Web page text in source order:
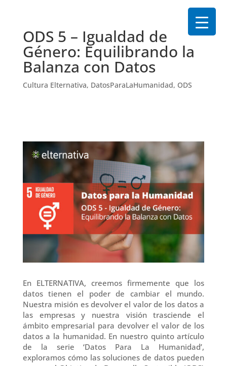
ODS 5 – Igualdad de
Género: Equilibrando la
Balanza con Datos
Cultura Elternativa, DatosParaLaHumanidad, ODS
En ELTERNATIVA, creemos firmemente que los
datos tienen el poder de cambiar el mundo.
Nuestra misión es devolver el valor de los datos a
las empresas y nuestra visión trasciende el
ámbito empresarial para devolver el valor de los
datos a la humanidad. En nuestro quinto artículo
de la serie ‘Datos Para La Humanidad’,
exploramos cómo las soluciones de datos pueden